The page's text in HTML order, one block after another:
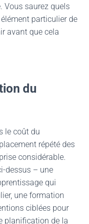
Vous saurez quels
particulier de
avant que cela
du
le coût du
répété des
considérable.
dessus – une
qui
une formation
ciblées pour
planification de la